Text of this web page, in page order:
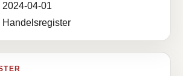
2024-04-01
Handelsregister